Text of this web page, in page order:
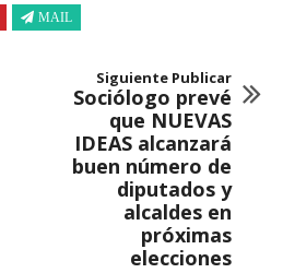
MAIL
Siguiente Publicar
Sociólogo prevé
que NUEVAS
IDEAS alcanzará
buen número de
diputados y
alcaldes en
próximas
elecciones